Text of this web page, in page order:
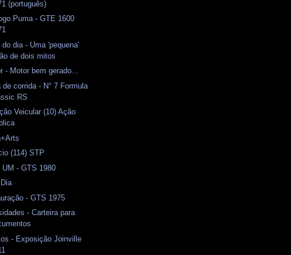
(português)
Puma - GTE 1600
do dia - Uma 'pequena'
de dois mitos
- Motor bem gerado...
de corrida - N° 7 Formula
RS
Veicular (10) Ação
(114) STP
UM - GTS 1980
- GTS 1975
- Carteira para
- Exposição Joinville